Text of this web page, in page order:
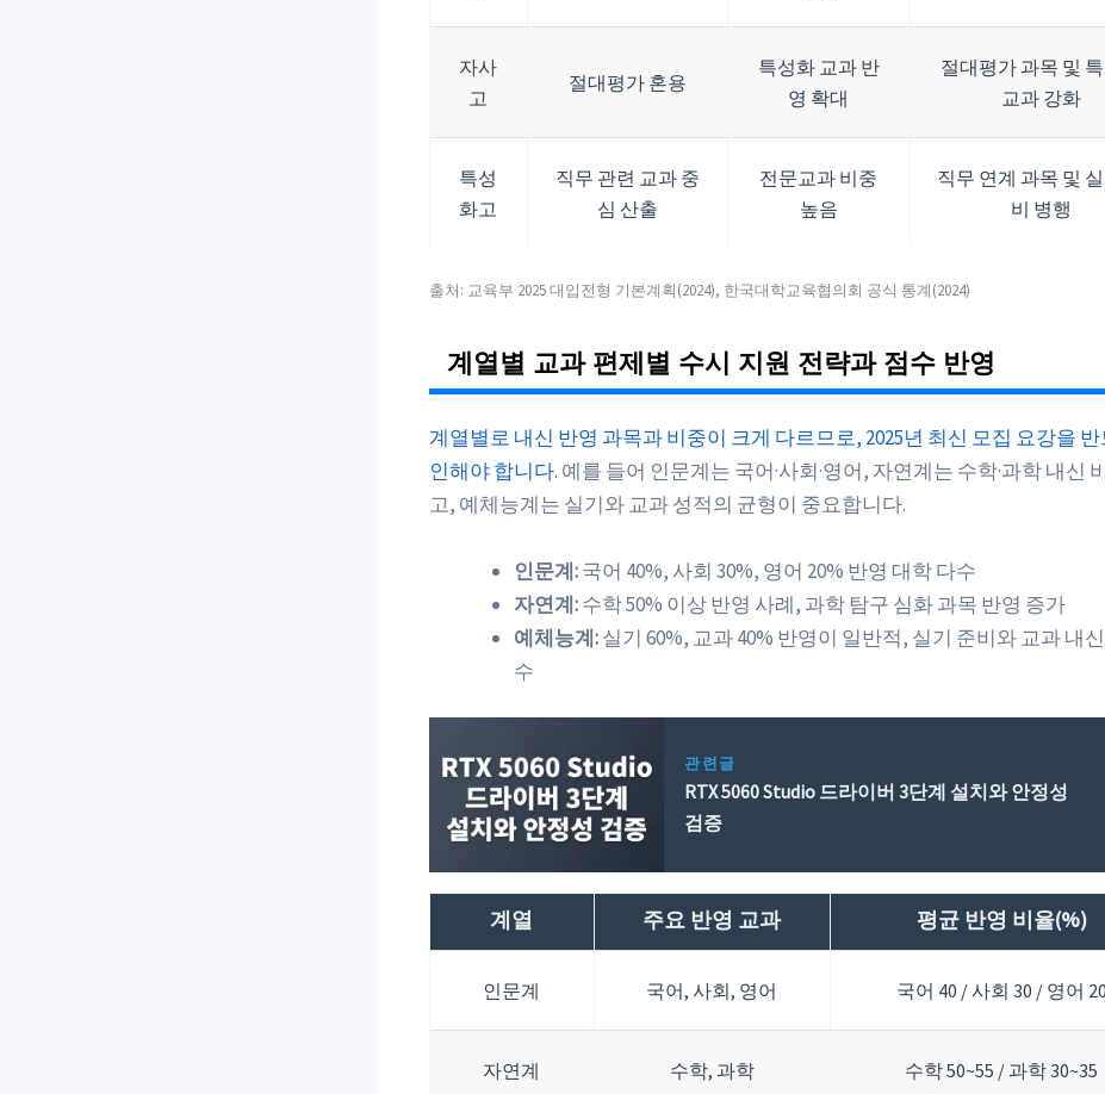
자사
고
절대평가 혼용
특성화 교과 반
영 확대
절대평가 과목 및
교과 강화
특성
화고
직무 관련 교과 중
심 산출
전문교과 비중
높음
직무 연계 과목 및
비 병행
출처: 교육부 2025 대입전형 기본계획(2024), 한국대학교육협의회 공식 통계(2024)
계열별 교과 편제별 수시 지원 전략과 점수 반영
계열별로 내신 반영 과목과 비중이 크게 다르므로, 2025년 최신 모집 요강을
인해야 합니다. 예를 들어 인문계는 국어·사회·영어, 자연계는 수학·과학 내신
고, 예체능계는 실기와 교과 성적의 균형이 중요합니다.
인문계:국어 40%, 사회 30%, 영어 20% 반영 대학 다수
자연계:수학 50% 이상 반영 사례, 과학 탐구 심화 과목 반영 증가
예체능계:실기 60%, 교과 40% 반영이 일반적, 실기 준비와 교과 내
수
관련글
RTX 5060 Studio 드라이버 3단계 설치와 안정성
검증
계열 주요 반영 교과 평균 반영 비율(%)
인문계 국어, 사회, 영어 국어 40 / 사회 30 / 영어 20
자연계 수학, 과학 수학 50~55 / 과학 30~35